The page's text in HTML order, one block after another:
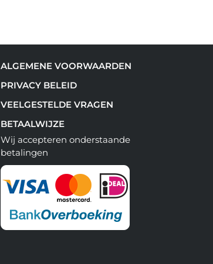
ALGEMENE VOORWAARDEN
PRIVACY BELEID
VEELGESTELDE VRAGEN
BETAALWIJZE
Wij accepteren onderstaande
betalingen